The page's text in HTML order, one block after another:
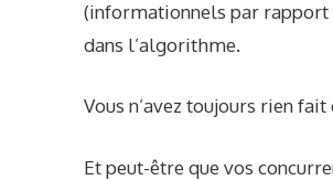
(informationnels par rapport
dans l’algorithme.
Vous n’avez toujours rien fait
Et peut-être que vos